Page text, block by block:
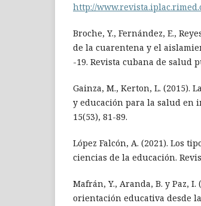
http://
Broche, Y., Fernández, E.,
de la cuarentena y el
-19. Revista cubana de salud
Gainza, M., Kerton, L. (2015).
y educación para la salud en
15(53), 81-89.
López Falcón, A. (2021). Los
ciencias de la educación.
Mafrán, Y., Aranda, B. y Paz,
orientación educativa desde